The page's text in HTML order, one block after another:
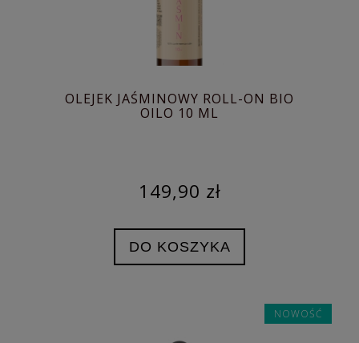
OLEJEK JAŚMINOWY ROLL-ON BIO
OILO 10 ML
149,90 zł
DO KOSZYKA
NOWOŚĆ